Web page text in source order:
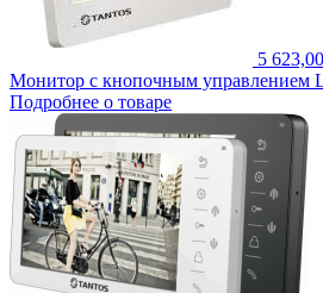
5
Монитор с кнопочным управлением
Подробнее о товаре